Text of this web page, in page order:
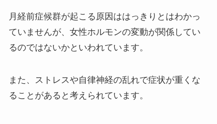
月経前症候群が起こる原因ははっきりとはわかっ
ていませんが、女性ホルモンの変動が関係してい
るのではないかといわれています。
また、ストレスや自律神経の乱れで症状が重くな
ることがあると考えられています。